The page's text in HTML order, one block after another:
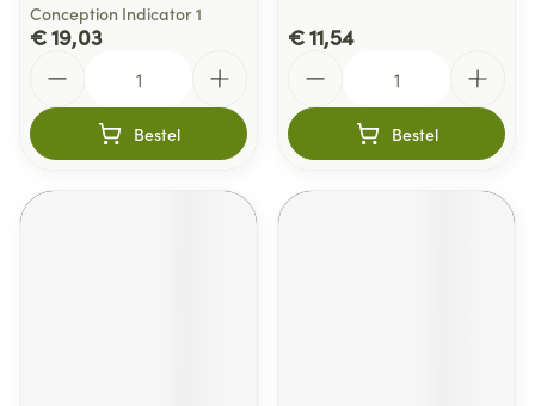
Conception Indicator 1
€ 19,03
Bestel
€ 11,54
Bestel